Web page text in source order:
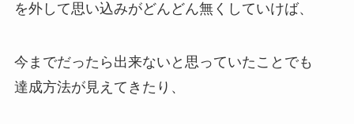
を外して思い込みがどんどん無くしていけば、
今までだったら出来ないと思っていたことでも
達成方法が見えてきたり、